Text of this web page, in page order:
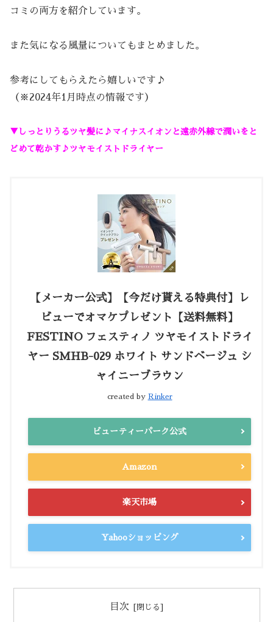
コミの両方を紹介しています。
また気になる風量についてもまとめました。
参考にしてもらえたら嬉しいです♪
（※2024年1月時点の情報です）
▼しっとりうるツヤ髪に♪マイナスイオンと遠赤外線で潤いをと
どめて乾かす♪ツヤモイストドライヤー
【メーカー公式】【今だけ貰える特典付】レ
ビューでオマケプレゼント【送料無料】
FESTINO フェスティノ ツヤモイストドライ
ヤー SMHB-029 ホワイト サンドベージュ シ
ャイニーブラウン
created by Rinker
ビューティーパーク公式
Amazon
楽天市場
Yahooショッピング
目次